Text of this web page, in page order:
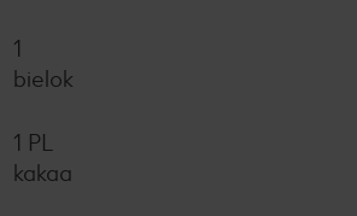
1
bielok
1 PL
kakaa